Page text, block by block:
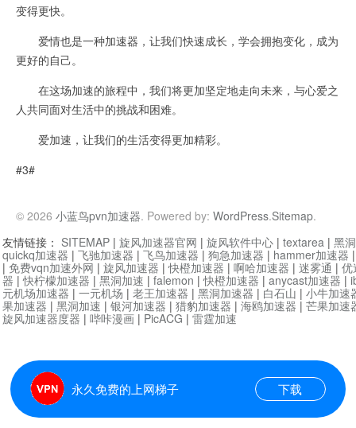
变得更快。
爱情也是一种加速器，让我们快速成长，学会拥抱变化，成为
更好的自己。
在这场加速的旅程中，我们将更加坚定地走向未来，与心爱之
人共同面对生活中的挑战和困难。
爱加速，让我们的生活变得更加精彩。
#3#
© 2026 小蓝鸟pvn加速器. Powered by: WordPress.Sitemap.
永久免费的上网梯子 下载
友情链接： SITEMAP | 旋风加速器官网 | 旋风软件中心 | textarea | 黑
quickq加速器 | 飞驰加速器 | 飞鸟加速器 | 狗急加速器 | hammer加速器
| 免费vqn加速外网 | 旋风加速器 |快橙加速器 | 啊哈加速器 | 迷雾通 | 优
器 |快柠檬加速器 | 黑洞加速 | falemon |快橙加速器 | anycast加速器 |
元机场加速器 | 一元机场 | 老王加速器 | 黑洞加速器 | 白石山 | 小牛加速
果加速器 | 黑洞加速 | 银河加速器 | 猎豹加速器 | 海鸥加速器 | 芒果加速
旋风加速器度器 | 哔咔漫画 | PicACG | 雷霆加速